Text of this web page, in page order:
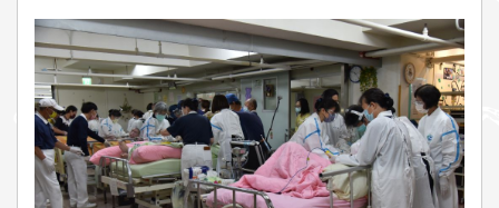
a
t
i
o
n